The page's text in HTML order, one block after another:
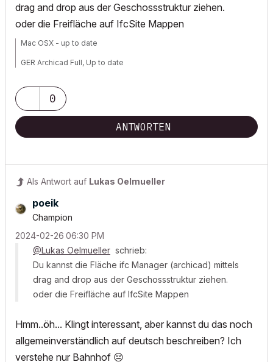
drag and drop aus der Geschossstruktur ziehen.
oder die Freifläche auf IfcSite Mappen
Mac OSX - up to date
GER Archicad Full, Up to date
0
ANTWORTEN
Als Antwort auf Lukas Oelmueller
poeik
Champion
‎2024-02-26 06:30 PM
@Lukas Oelmueller schrieb:
Du kannst die Fläche ifc Manager (archicad) mittels
drag and drop aus der Geschossstruktur ziehen.
oder die Freifläche auf IfcSite Mappen
Hmm..öh... Klingt interessant, aber kannst du das noch
allgemeinverständlich auf deutsch beschreiben? Ich
verstehe nur Bahnhof 😔